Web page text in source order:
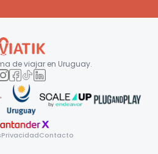
de viajar en Uruguay.
PrivacidadContacto